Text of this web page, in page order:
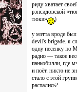
риду хватает
рэнсидовской
тюки»
)
у мэтта вроде
devil's brigade. я
одну песенку по
радио — такое
панкобилли, где
и поёт. никто не
стало с этой
распались?